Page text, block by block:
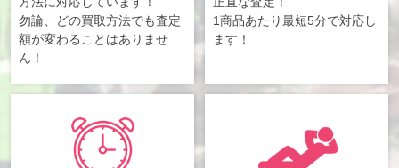
勿論、どの買取方法でも査定
額が変わることはありませ
ん！
1商品あたり最短5分で対応し
ます！